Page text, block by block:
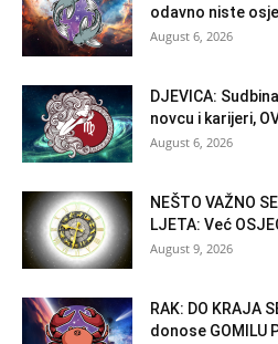
odavno niste
August 6, 2026
DJEVICA:
novcu i karijeri,
August 6, 2026
NEŠTO VAŽNO
LJETA: Već
August 9, 2026
RAK: DO KRAJA
donose GOMILU